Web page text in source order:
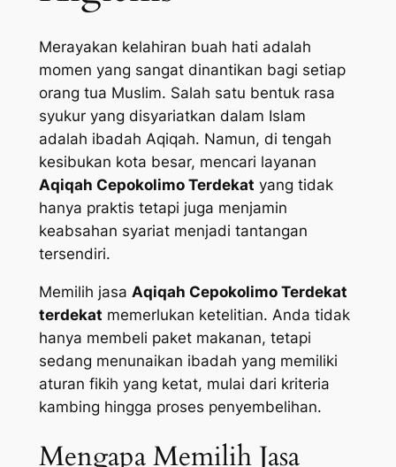
Merayakan kelahiran buah hati adalah
momen yang sangat dinantikan bagi setiap
orang tua Muslim. Salah satu bentuk rasa
syukur yang disyariatkan dalam Islam
adalah ibadah Aqiqah. Namun, di tengah
kesibukan kota besar, mencari layanan
Aqiqah Cepokolimo Terdekat yang tidak
hanya praktis tetapi juga menjamin
keabsahan syariat menjadi tantangan
tersendiri.
Memilih jasa Aqiqah Cepokolimo Terdekat
terdekat memerlukan ketelitian. Anda tidak
hanya membeli paket makanan, tetapi
sedang menunaikan ibadah yang memiliki
aturan fikih yang ketat, mulai dari kriteria
kambing hingga proses penyembelihan.
Mengapa Memilih Jasa